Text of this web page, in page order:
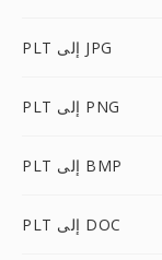
PLT إلى JPG
PLT إلى PNG
PLT إلى BMP
PLT إلى DOC